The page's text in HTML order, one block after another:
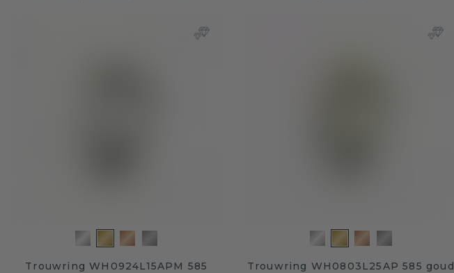
Trouwring WH0924L15APM 585
Trouwring WH0803L25AP 585 goud